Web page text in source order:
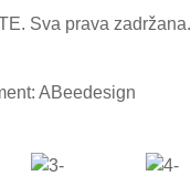
Sva prava zadržana.
ABeedesign